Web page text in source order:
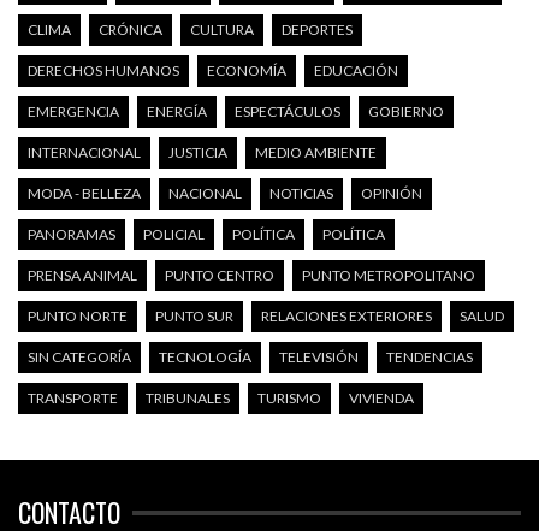
CLIMA CRÓNICA CULTURA DEPORTES
DERECHOS HUMANOS ECONOMÍA EDUCACIÓN
EMERGENCIA ENERGÍA ESPECTÁCULOS GOBIERNO
INTERNACIONAL JUSTICIA MEDIO AMBIENTE
MODA - BELLEZA NACIONAL NOTICIAS OPINIÓN
PANORAMAS POLICIAL POLÍTICA POLÍTICA
PRENSA ANIMAL PUNTO CENTRO PUNTO METROPOLITANO
PUNTO NORTE PUNTO SUR RELACIONES EXTERIORES SALUD
SIN CATEGORÍA TECNOLOGÍA TELEVISIÓN TENDENCIAS
TRANSPORTE TRIBUNALES TURISMO VIVIENDA
CONTACTO